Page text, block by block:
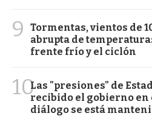
9
Tormentas, vientos de
abrupta de
frente frío y el ciclón
10Las "presiones" de
recibido el gobierno en
diálogo se está